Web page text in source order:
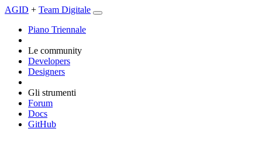
AGID + Team Digitale
Piano Triennale
Le community
Developers
Designers
Gli strumenti
Forum
Docs
GitHub